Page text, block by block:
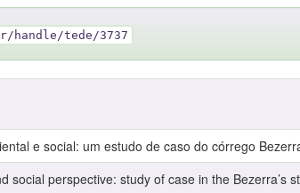
tede/3737
e social: um estudo de caso do córrego
perspective: study of case in the Bezerra’s